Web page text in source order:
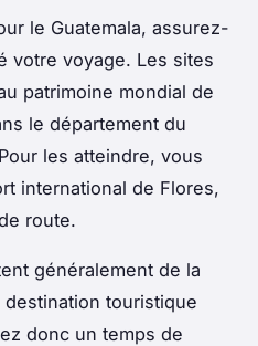
le Guatemala, assurez-
votre voyage. Les sites
patrimoine mondial de
le département du
les atteindre, vous
international de Flores,
route.
généralement de la
touristique
donc un temps de